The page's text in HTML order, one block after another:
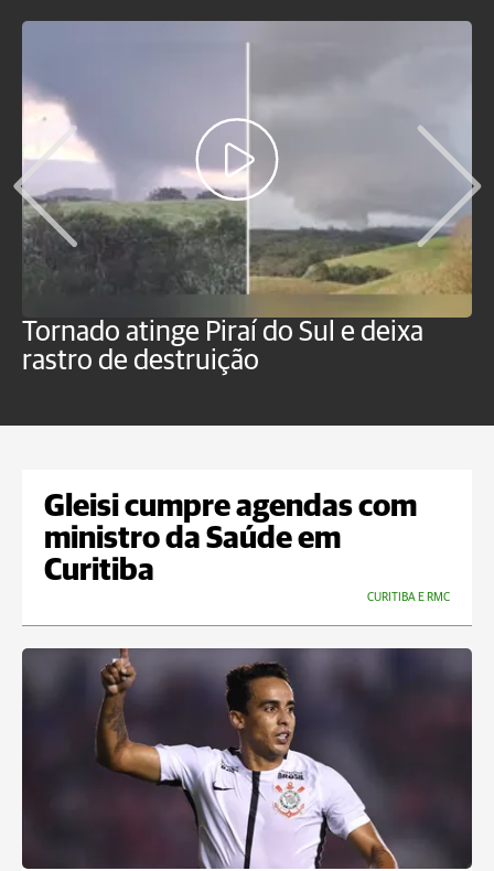
Tornado atinge Piraí do Sul e deixa
rastro de destruição
Gleisi cumpre agendas com
ministro da Saúde em
Curitiba
CURITIBA E RMC